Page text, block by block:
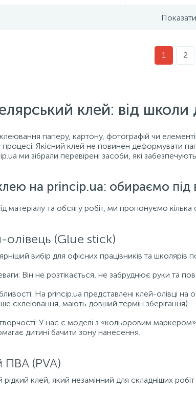
1 2
клей: від
паперу, картону, фотографій чи
Якісний клей не повинен деформувати
ми зібрали перевірені засоби, які
на princip.ua: обираємо під
матеріалу та обсягу робіт, ми пропонуємо
олівець (Glue stick)
вибір для офісних працівників та школярів
Він не розтікається, не забруднює руки та
На princip.ua представлені клей-олівці на
склеювання, мають довший термін зберігання).
У нас є моделі з «кольоровим
дитині бачити зону нанесення.
ПВА (PVA)
рідкий клей, який незамінний для складніших